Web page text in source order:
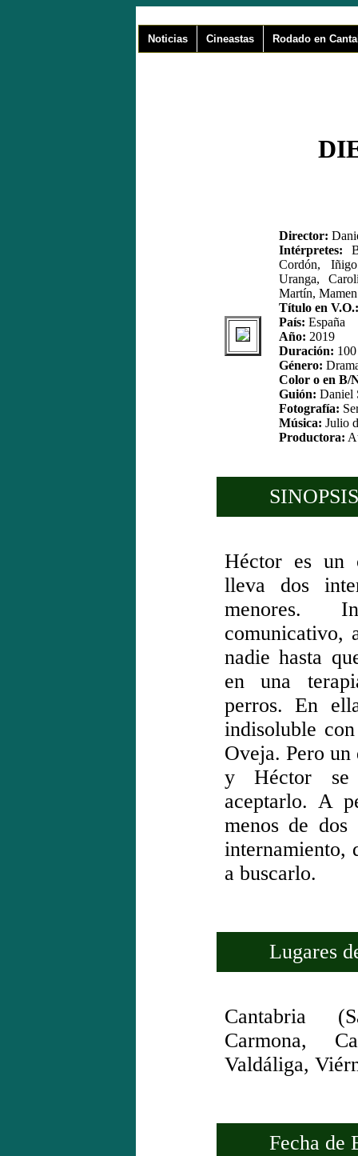
Noticias Cineastas Rodado en
Director:
Intérpretes:
Cordón,
Uranga,
Martín,
Título en V.O.:
País: España
Año: 2019
Duración:
Género:
Color o en B/
Guión: Daniel
Fotografía:
Música: Julio
Productora:
Héctor es un
lleva dos
menores.
comunicativo,
nadie hasta
en una
perros. En
indisoluble
Oveja. Pero un
y Héctor se
aceptarlo. A
menos de dos
internamiento,
a buscarlo.
Lugares de
Cantabria
Carmona,
Valdáliga,
Fecha de